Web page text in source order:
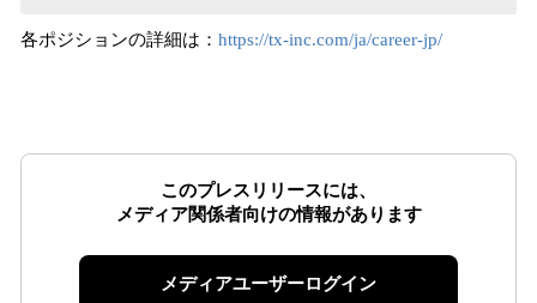
各ポジションの詳細は： https://tx-inc.com/ja/career-jp/
このプレスリリースには、
メディア関係者向けの情報があります
メディアユーザーログイン